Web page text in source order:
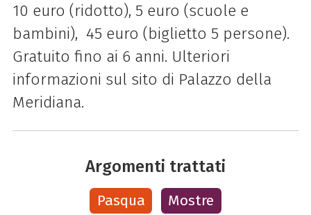
10 euro (ridotto), 5 euro (scuole e
bambini), 45 euro (biglietto 5 persone).
Gratuito fino ai 6 anni. Ulteriori
informazioni sul sito di Palazzo della
Meridiana.
Argomenti trattati
Pasqua Mostre